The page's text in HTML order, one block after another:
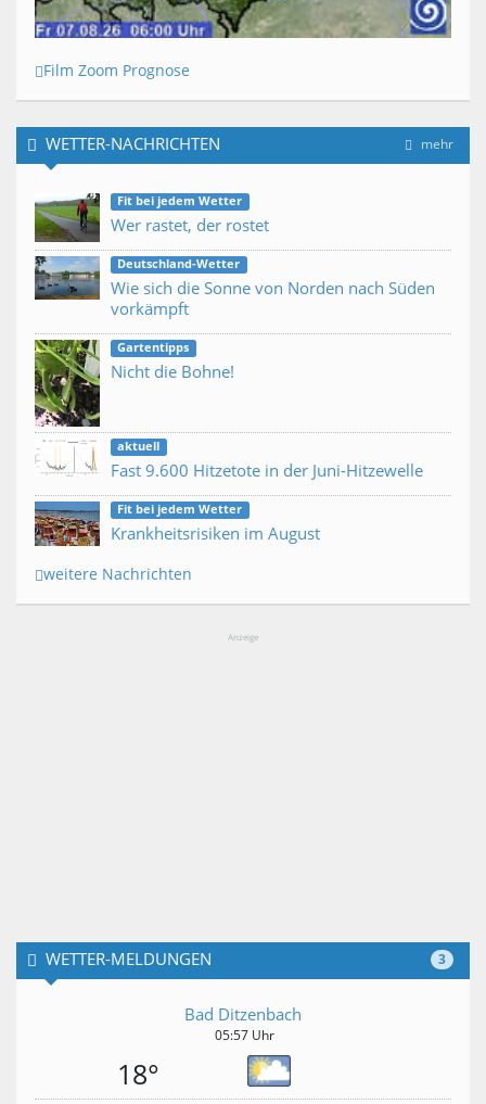
Film Zoom Prognose
mehr
WETTER-NACHRICHTEN
Fit bei jedem Wetter
Wer rastet, der rostet
Deutschland-Wetter
Wie sich die Sonne von Norden nach Süden
vorkämpft
Gartentipps
Nicht die Bohne!
aktuell
Fast 9.600 Hitzetote in der Juni-Hitzewelle
Fit bei jedem Wetter
Krankheitsrisiken im August
weitere Nachrichten
Anzeige
3
WETTER-MELDUNGEN
Bad Ditzenbach
05:57 Uhr
18°